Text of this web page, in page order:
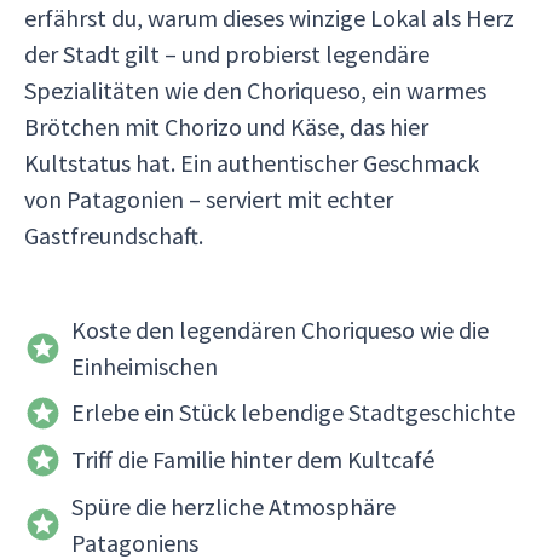
erfährst du, warum dieses winzige Lokal als Herz
der Stadt gilt – und probierst legendäre
Spezialitäten wie den Choriqueso, ein warmes
Brötchen mit Chorizo und Käse, das hier
Kultstatus hat. Ein authentischer Geschmack
von Patagonien – serviert mit echter
Gastfreundschaft.
Koste den legendären Choriqueso wie die
Einheimischen
Erlebe ein Stück lebendige Stadtgeschichte
Triff die Familie hinter dem Kultcafé
Spüre die herzliche Atmosphäre
Patagoniens